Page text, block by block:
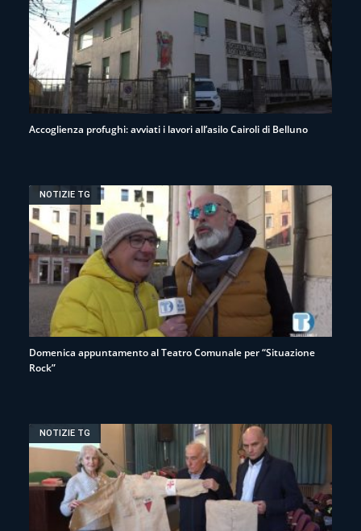
Accoglienza profughi: avviati i lavori all’asilo Cairoli di Belluno
NOTIZIE TG
Domenica appuntamento al Teatro Comunale per “Situazione
Rock”
NOTIZIE TG